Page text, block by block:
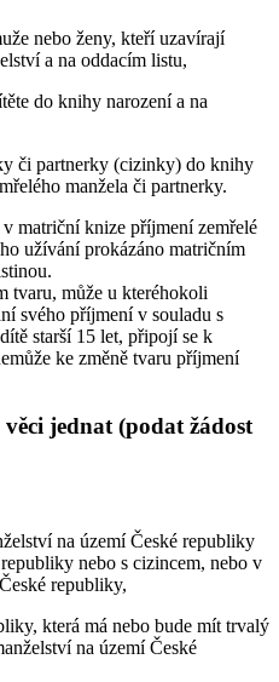
nebo ženy, kteří uzavírají
a na oddacím listu,
do knihy narození a na
či partnerky (cizinky) do knihy
manžela či partnerky.
matriční knize příjmení zemřelé
užívání prokázáno matričním
tvaru, může u kteréhokoli
svého příjmení v souladu s
starší 15 let, připojí se k
ke změně tvaru příjmení
jednat (podat žádost
na území České republiky
nebo s cizincem, nebo v
republiky,
která má nebo bude mít trvalý
na území České